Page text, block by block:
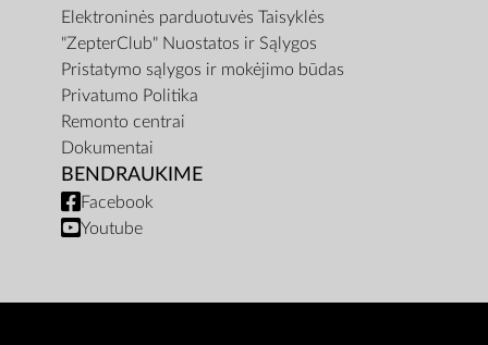
Elektroninės parduotuvės Taisyklės
"ZepterClub" Nuostatos ir Sąlygos
Pristatymo sąlygos ir mokėjimo būdas
Privatumo Politika
Remonto centrai
Dokumentai
BENDRAUKIME
Facebook
Youtube